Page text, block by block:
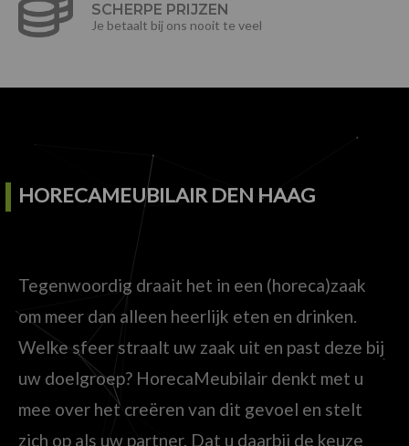
SCHERPE PRIJZEN
Je betaalt bij ons nooit te veel
HORECAMEUBILAIR DEN HAAG
Tegenwoordig draait het in een (horeca)zaak
om meer dan alleen heerlijk eten en drinken.
Welke sfeer straalt uw zaak uit en past deze bij
uw doelgroep? HorecaMeubilair denkt met u
mee over het creëren van dit gevoel en stelt
zich op als uw partner. Dat u daarbij de keuze